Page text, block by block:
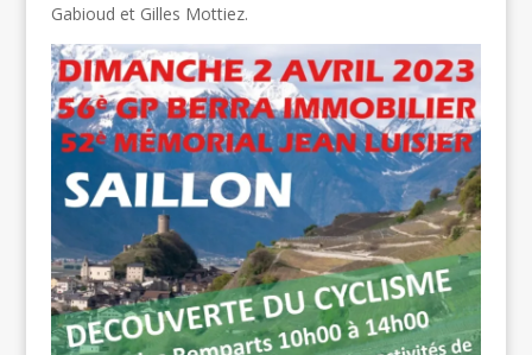
Gabioud et Gilles Mottiez.